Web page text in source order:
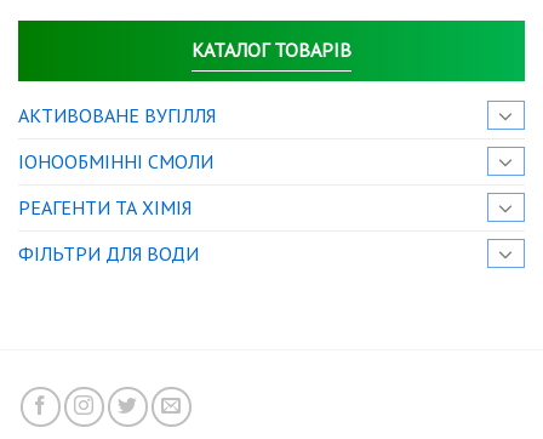
КАТАЛОГ ТОВАРІВ
АКТИВОВАНЕ ВУГІЛЛЯ
IОНООБМІННІ СМОЛИ
РЕАГЕНТИ ТА ХІМІЯ
ФІЛЬТРИ ДЛЯ ВОДИ